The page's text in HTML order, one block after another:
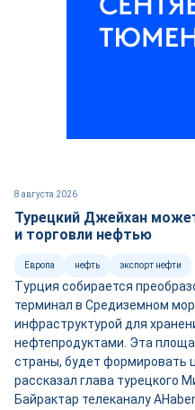
8 августа 2026
Турецкий Джейхан
и торговли нефтью
Европа нефть экспорт нефти
Турция собирается
терминал в Средиземном
инфраструктурой для
нефтепродуктами. Эта
страны, будет формировать
рассказал глава турецкого
Байрактар телеканалу